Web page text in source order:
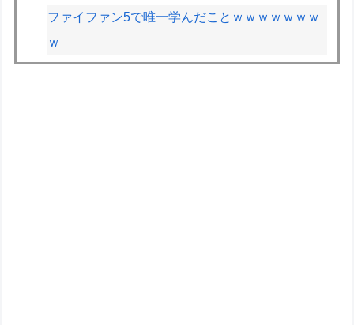
ファイファン5で唯一学んだことｗｗｗｗｗｗｗ
ｗ